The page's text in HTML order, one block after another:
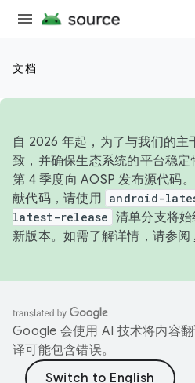
文档
自 2026 年起，为了与我们的主
致，并确保生态系统的平台稳
第 4 季度向 AOSP 发布源代码
献代码，请使用 android-
latest-release 清单分支将
新版本。如需了解详情，请参阅
Google 会使用 AI 技术将内容
译可能包含错误。